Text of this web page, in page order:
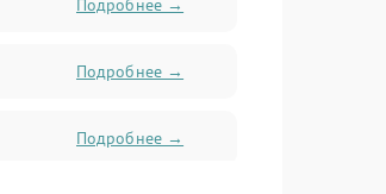
Подробнее →
Подробнее →
Подробнее →